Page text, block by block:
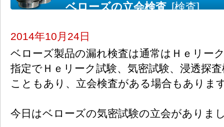
ベローズの立会検査 [検査]
2014年10月24日
ベローズ製品の漏れ検査は通常はＨｅリー
指定でＨｅリーク試験、気密試験、浸透探
こともあり、立会検査がある場合もありま
今日はベローズの気密試験の立会がありま